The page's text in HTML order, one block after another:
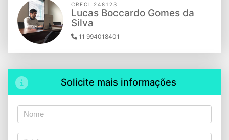
CRECI 248123
Lucas Boccardo Gomes da
Silva
11 994018401
Solicite mais informações